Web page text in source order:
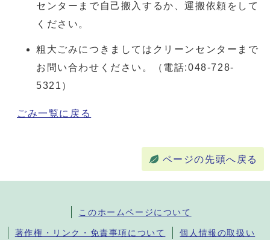
センターまで自己搬入するか、運搬依頼をして
ください。
粗大ごみにつきましてはクリーンセンターまで
お問い合わせください。（電話:048-728-
5321）
ごみ一覧に戻る
ページの先頭へ戻る
このホームページについて
著作権・リンク・免責事項について 個人情報の取扱い